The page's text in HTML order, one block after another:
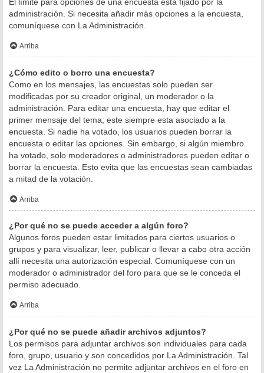
administración. Si necesita añadir más opciones a la encuesta,
comuníquese con La Administración.
Arriba
¿Cómo edito o borro una encuesta?
Como en los mensajes, las encuestas solo pueden ser
modificadas por su creador original, un moderador o la
administración. Para editar una encuesta, hay que editar el
primer mensaje del tema; este siempre esta asociado a la
encuesta. Si nadie ha votado, los usuarios pueden borrar la
encuesta o editar las opciones. Sin embargo, si algún miembro
ha votado, solo moderadores o administradores pueden editar o
borrar la encuesta. Esto evita que las encuestas sean cambiadas
a mitad de la votación.
Arriba
¿Por qué no se puede acceder a algún foro?
Algunos foros pueden estar limitados para ciertos usuarios o
grupos y para visualizar, leer, publicar o llevar a cabo otra acción
allí necesita una autorización especial. Comuníquese con un
moderador o administrador del foro para que se le conceda el
permiso adecuado.
Arriba
¿Por qué no se puede añadir archivos adjuntos?
Los permisos para adjuntar archivos son individuales para cada
foro, grupo, usuario y son concedidos por La Administración. Tal
vez La Administración no permite adjuntar archivos en el foro en